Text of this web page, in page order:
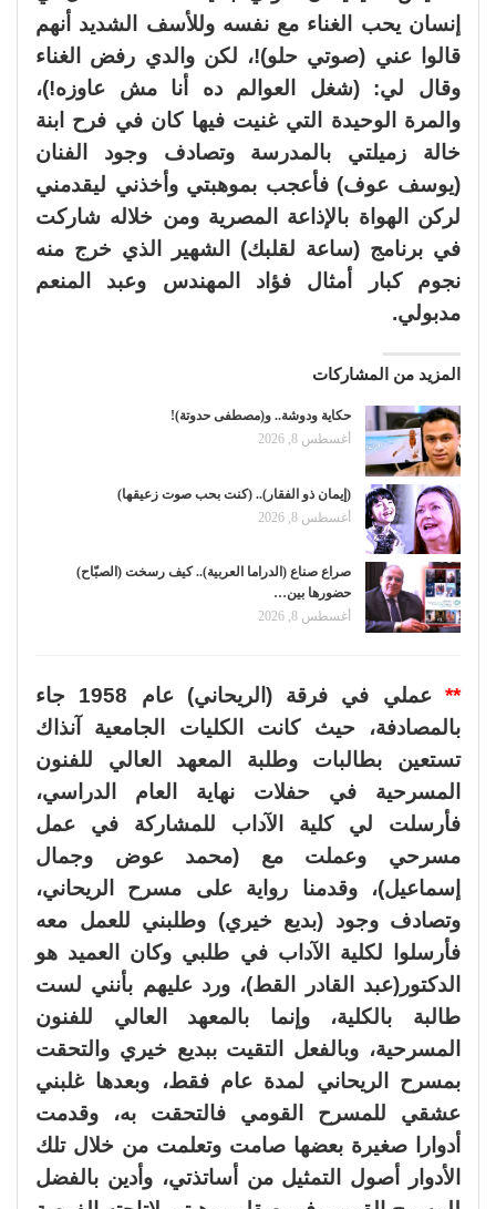
إنسان يحب الغناء مع نفسه وللأسف الشديد أنهم
قالوا عني (صوتي حلو)!، لكن والدي رفض الغناء
وقال لي: (شغل العوالم ده أنا مش عاوزه!)،
والمرة الوحيدة التي غنيت فيها كان في فرح ابنة
خالة زميلتي بالمدرسة وتصادف وجود الفنان
(يوسف عوف) فأعجب بموهبتي وأخذني ليقدمني
لركن الهواة بالإذاعة المصرية ومن خلاله شاركت
في برنامج (ساعة لقلبك) الشهير الذي خرج منه
نجوم كبار أمثال فؤاد المهندس وعبد المنعم
مدبولي.
المزيد من المشاركات
حكاية ودوشة.. و(مصطفى حدوتة)!
أغسطس 8, 2026
(إيمان ذو الفقار).. (كنت بحب صوت زعيقها)
أغسطس 8, 2026
صراع صناع (الدراما العربية).. كيف رسخت (الصبّاح)
حضورها بين…
أغسطس 8, 2026
**
عملي في فرقة (الريحاني) عام 1958 جاء
بالمصادفة، حيث كانت الكليات الجامعية آنذاك
تستعين بطالبات وطلبة المعهد العالي للفنون
المسرحية في حفلات نهاية العام الدراسي،
فأرسلت لي كلية الآداب للمشاركة في عمل
مسرحي وعملت مع (محمد عوض وجمال
إسماعيل)، وقدمنا رواية على مسرح الريحاني،
وتصادف وجود (بديع خيري) وطلبني للعمل معه
فأرسلوا لكلية الآداب في طلبي وكان العميد هو
الدكتور(عبد القادر القط)، ورد عليهم بأنني لست
طالبة بالكلية، وإنما بالمعهد العالي للفنون
المسرحية، وبالفعل التقيت ببديع خيري والتحقت
بمسرح الريحاني لمدة عام فقط، وبعدها غلبني
عشقي للمسرح القومي فالتحقت به، وقدمت
أدوارا صغيرة بعضها صامت وتعلمت من خلال تلك
الأدوار أصول التمثيل من أساتذتي، وأدين بالفضل